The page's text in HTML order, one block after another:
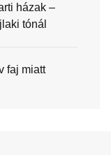
házak –
tónál
faj miatt